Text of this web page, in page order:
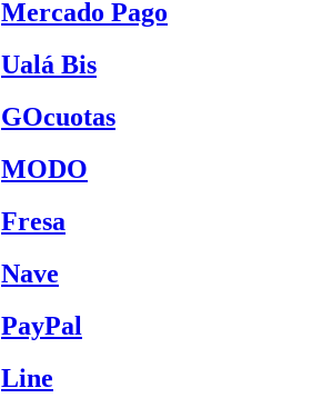
Mercado Pago
Ualá Bis
GOcuotas
MODO
Fresa
Nave
PayPal
Line